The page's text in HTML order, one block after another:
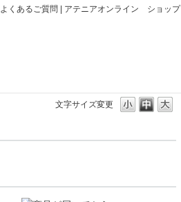
よくあるご質問 | アテニアオンライン ショップ
文字サイズ変更